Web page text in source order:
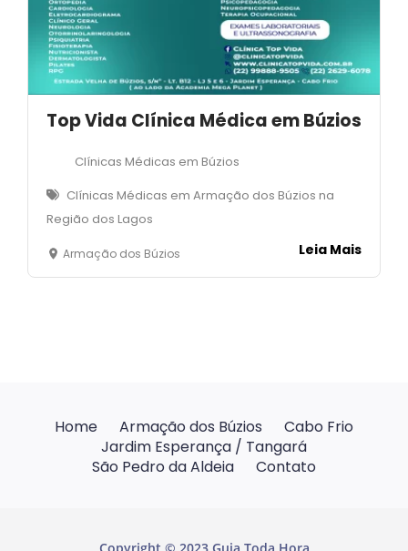
Top Vida Clínica Médica em Búzios
Clínicas Médicas em Búzios
Clínicas Médicas em Armação dos Búzios na
Região dos Lagos
Armação dos Búzios Leia Mais
Home Armação dos Búzios
Cabo Frio
Jardim Esperança / Tangará
São Pedro da Aldeia
Contato